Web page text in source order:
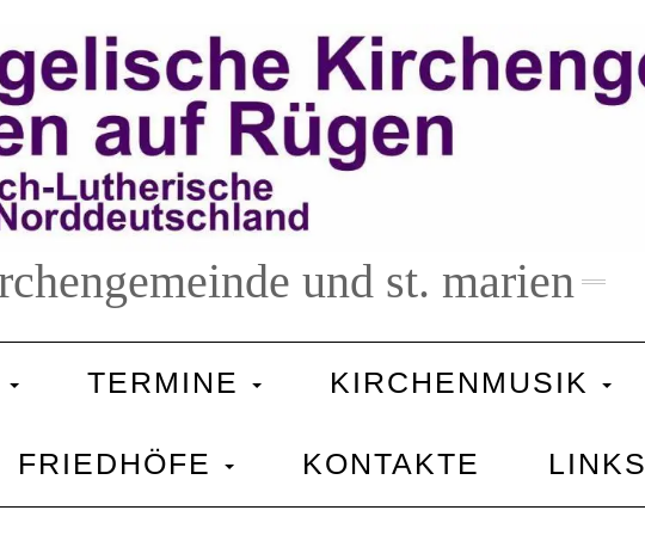
und st. marien
TERMINE KIRCHENMUSIK
FRIEDHÖFE KONTAKTE LINKS